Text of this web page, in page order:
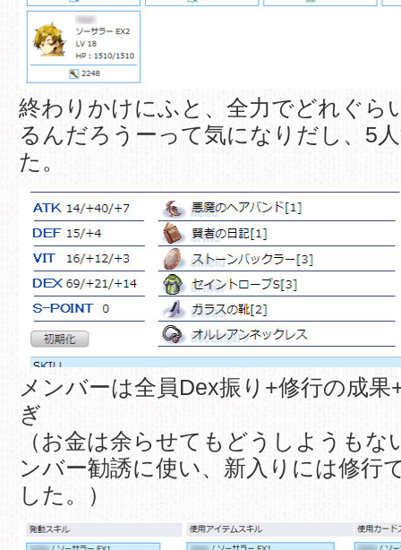
終わりかけにふと、全力でどれぐら
るんだろうーって気になりだし、5
た。
メンバーは全員Dex振り+修行の成
ぎ
（お金は余らせてもどうしようもな
ンバー勧誘に使い、新入りには修行
した。）